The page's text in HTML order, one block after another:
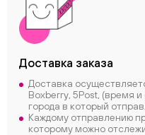
Доставка заказа
Доставка
Boxberry, 5Post, (время
города в который
Каждому отправлению
которому можно